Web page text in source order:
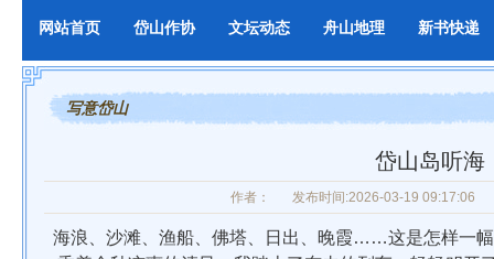
网站首页 岱山作协 文坛动态 舟山地理 新书快递
写意岱山
岱山岛听海
作者： 发布时间:2026-03-19 09:17:06
海浪、沙滩、渔船、佛塔、日出、晚霞……这是怎样一